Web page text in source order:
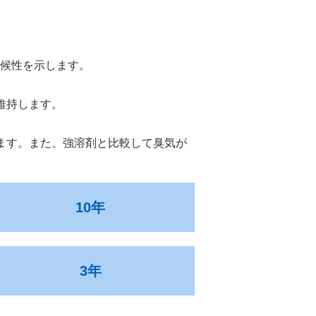
性を示します。
します。
す。また、強溶剤と比較して臭気が
10年
3年